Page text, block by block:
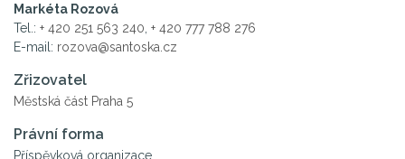
Markéta Rozová
Tel.: + 420 251 563 240 + 420 777 788 276
E-mail: rozova@santoska.cz
Zřizovatel
Městská část Praha 5
Právní forma
Příspěvková organizace